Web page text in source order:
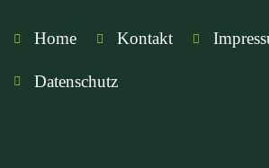
Home Kontakt
Datenschutz